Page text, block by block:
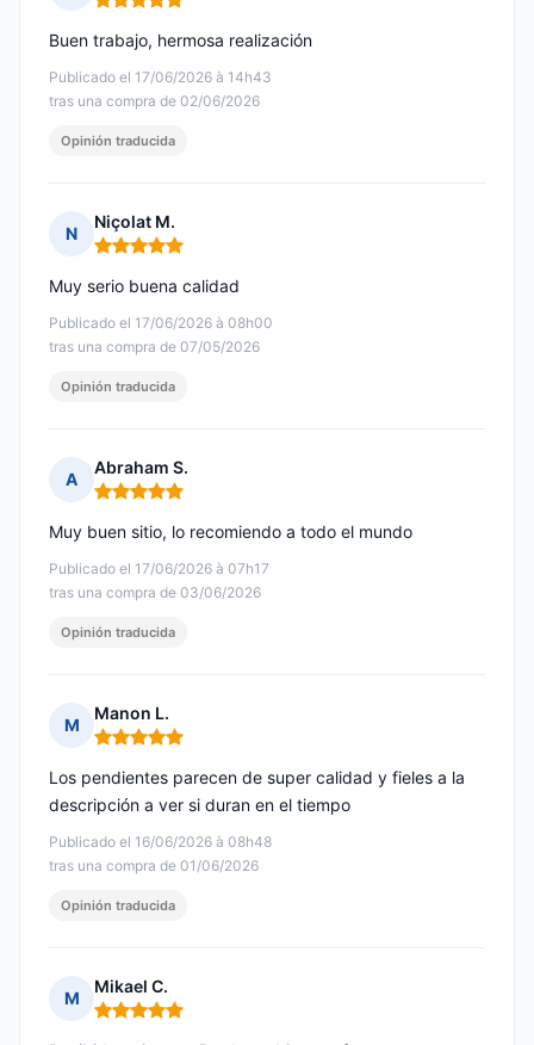
Nota: 5 de 5
Publicado el 17/06/2026 à 14h43
tras una compra de 02/06/2026
Buen trabajo, hermosa realización
Opinión traducida
N
Niçolat M.
Nota: 5 de 5
Publicado el 17/06/2026 à 08h00
tras una compra de 07/05/2026
Muy serio buena calidad
Opinión traducida
A
Abraham S.
Nota: 5 de 5
Publicado el 17/06/2026 à 07h17
tras una compra de 03/06/2026
Muy buen sitio, lo recomiendo a todo el mundo
Opinión traducida
M
Manon L.
Nota: 5 de 5
Publicado el 16/06/2026 à 08h48
tras una compra de 01/06/2026
Los pendientes parecen de super calidad y fieles a la
descripción a ver si duran en el tiempo
Opinión traducida
M
Mikael C.
Nota: 5 de 5